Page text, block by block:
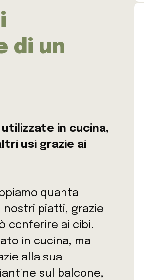
di un
in cucina,
usi grazie ai
quanta
nostri piatti, grazie
conferire ai cibi.
in cucina, ma
alla sua
sul balcone,